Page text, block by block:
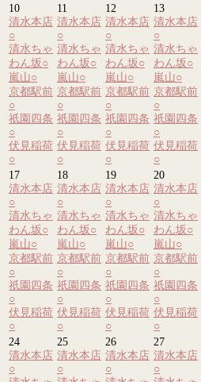
10
清水本店
○
清水ちゃ
わん坂○
嵐山○
京都駅前
○
祇園四条
○
伏見稲荷
○
11
清水本店
○
清水ちゃ
わん坂○
嵐山○
京都駅前
○
祇園四条
○
伏見稲荷
○
12
清水本店
○
清水ちゃ
わん坂○
嵐山○
京都駅前
○
祇園四条
○
伏見稲荷
○
13
清水本店
○
清水ちゃ
わん坂○
嵐山○
京都駅前
○
祇園四条
○
伏見稲荷
○
17
清水本店
○
清水ちゃ
わん坂○
嵐山○
京都駅前
○
祇園四条
○
伏見稲荷
○
18
清水本店
○
清水ちゃ
わん坂○
嵐山○
京都駅前
○
祇園四条
○
伏見稲荷
○
19
清水本店
○
清水ちゃ
わん坂○
嵐山○
京都駅前
○
祇園四条
○
伏見稲荷
○
20
清水本店
○
清水ちゃ
わん坂○
嵐山○
京都駅前
○
祇園四条
○
伏見稲荷
○
24
清水本店
○
25
清水本店
○
26
清水本店
○
27
清水本店
○